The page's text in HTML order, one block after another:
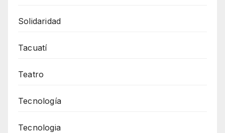
Solidaridad
Tacuatí
Teatro
Tecnología
Tecnologia